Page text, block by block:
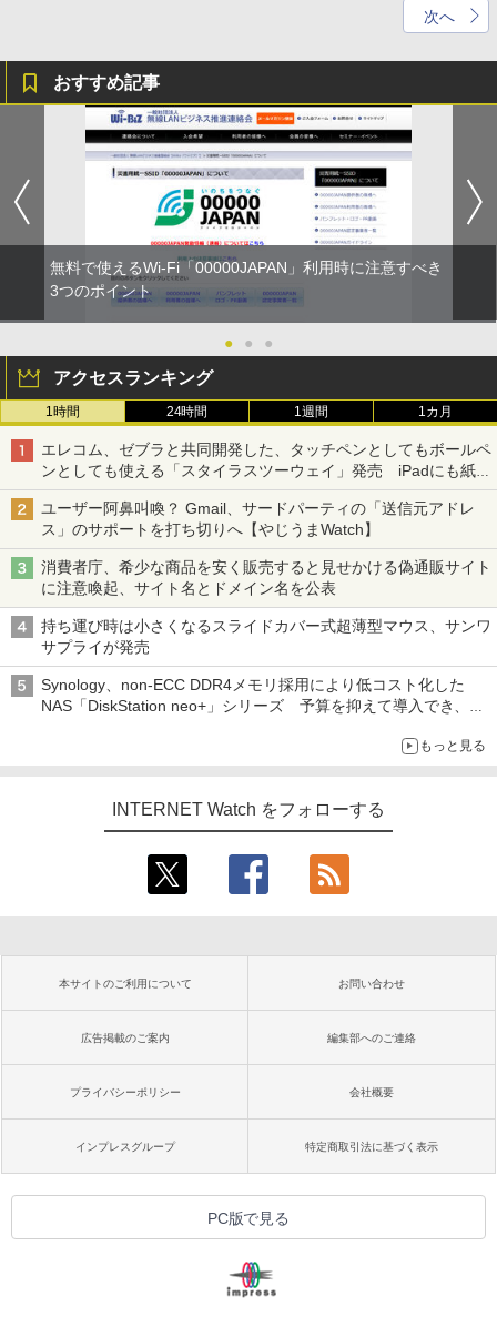
次へ
おすすめ記事
無料で使えるWi-Fi「00000JAPAN」利用時に注意すべき
3つのポイント
● ● ●
アクセスランキング
1時間 24時間 1週間 1カ月
エレコム、ゼブラと共同開発した、タッチペンとしてもボールペ
ンとしても使える「スタイラスツーウェイ」発売 iPadにも紙に
も、持ち替えずに書き込める
ユーザー阿鼻叫喚？ Gmail、サードパーティの「送信元アドレ
ス」のサポートを打ち切りへ【やじうまWatch】
消費者庁、希少な商品を安く販売すると見せかける偽通販サイト
に注意喚起、サイト名とドメイン名を公表
持ち運び時は小さくなるスライドカバー式超薄型マウス、サンワ
サプライが発売
Synology、non-ECC DDR4メモリ採用により低コスト化した
NAS「DiskStation neo+」シリーズ 予算を抑えて導入でき、
もっと見る
INTERNET Watch をフォローする
本サイトのご利用について お問い合わせ
広告掲載のご案内 編集部へのご連絡
プライバシーポリシー 会社概要
インプレスグループ 特定商取引法に基づく表示
PC版で見る